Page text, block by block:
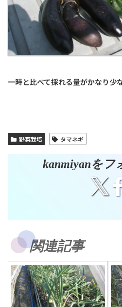
一時と比べて採れる量がかなり少
野菜栽培 タマネギ
kanmiyanをフ
関連記事